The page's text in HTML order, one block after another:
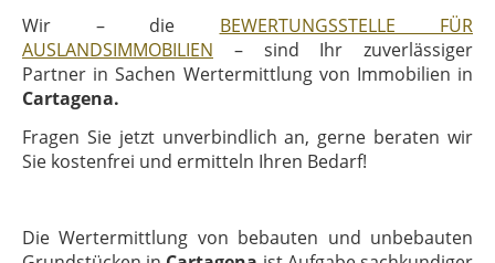
Wir – die BEWERTUNGSSTELLE FÜR
AUSLANDSIMMOBILIEN – sind Ihr zuverlässiger
Partner in Sachen Wertermittlung von Immobilien in
Cartagena.
Fragen Sie jetzt unverbindlich an, gerne beraten wir
Sie kostenfrei und ermitteln Ihren Bedarf!
Die Wertermittlung von bebauten und unbebauten